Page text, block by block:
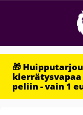
🎁
kierrätysvapaa
peliin - vain 1